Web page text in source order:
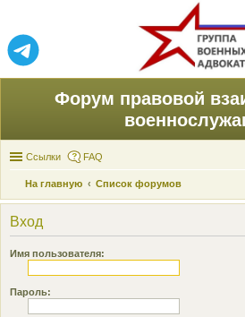
Форум правовой
Ссылки FAQ
На главную
Список форумов
Вход
Имя пользователя:
Пароль: